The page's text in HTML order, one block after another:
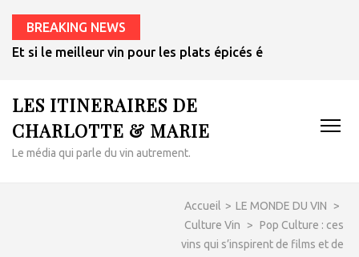
BREAKING NEWS
Et si le meilleur vin pour les plats épicés était un rosé de
LES ITINERAIRES DE
CHARLOTTE & MARIE
Le média qui parle du vin autrement.
Accueil > LE MONDE DU VIN
>
Culture Vin
> Pop Culture : ces
vins qui s’inspirent de films et de